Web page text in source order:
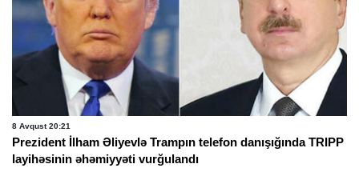
8 Avqust 20:21
Prezident İlham Əliyevlə Trampın telefon danışığında TRIPP
layihəsinin əhəmiyyəti vurğulandı